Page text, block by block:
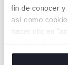
fin de conocer y
así como
hacer clic en
de todas las
o cambiar o
Pequeña,
de ternura,
Muñeca